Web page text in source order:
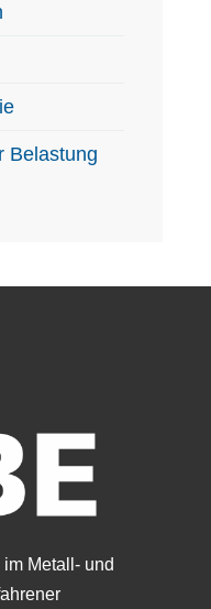
Belastung
Metall- und